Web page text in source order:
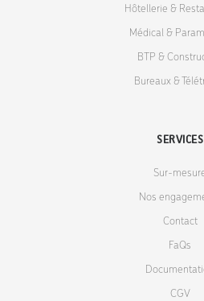
Hôtellerie &
Médical &
BTP &
Bureaux &
SERVICES
Sur-
Nos
Contact
FaQs
CGV